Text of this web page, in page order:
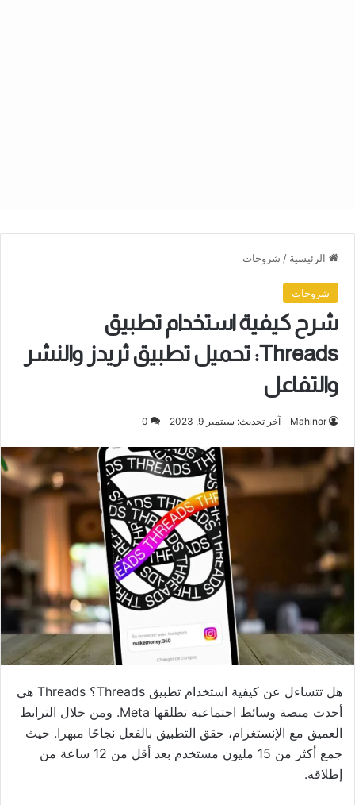
الرئيسية / شروحات
شروحات
شرح كيفية استخدام تطبيق
Threads: تحميل تطبيق ثريدز والنشر
والتفاعل
Mahinor آخر تحديث: سبتمبر 9, 2023 0
هل تتساءل عن كيفية استخدام تطبيق Threads؟ Threads هي
أحدث منصة وسائط اجتماعية تطلقها Meta. ومن خلال الترابط
العميق مع الإنستغرام، حقق التطبيق بالفعل نجاحًا مبهرا. حيث
جمع أكثر من 15 مليون مستخدم بعد أقل من 12 ساعة من
إطلاقه.